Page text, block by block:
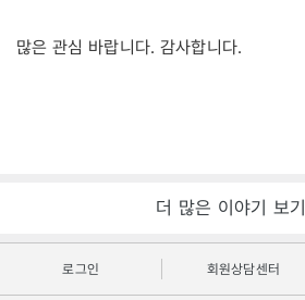
많은 관심 바랍니다. 감사합니다.
더 많은 이야기 보기
로그인 회원상담센터